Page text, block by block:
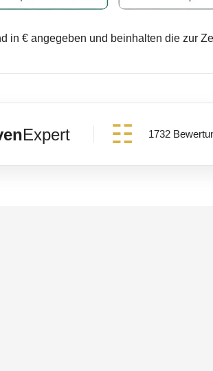
in € angegeben und beinhalten die zur
Expert 1732